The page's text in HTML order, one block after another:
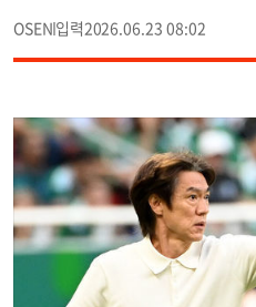
OSEN 2026.06.23 08:02